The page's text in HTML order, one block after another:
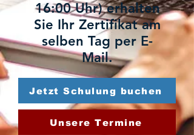
16:00 Uhr) erhalten
Sie Ihr Zertifikat am
selben Tag per E-
Mail.
Jetzt Schulung buchen
Unsere Termine